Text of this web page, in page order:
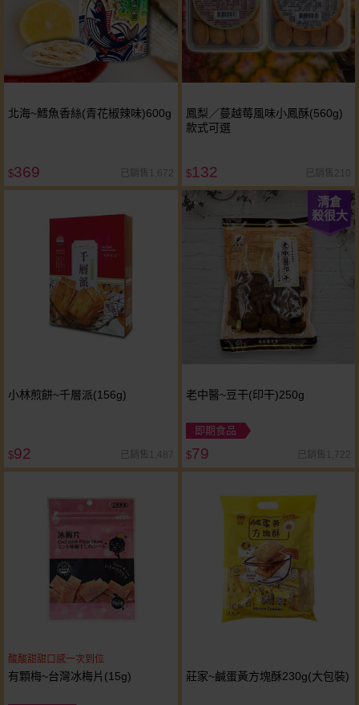
北海~鱈魚香絲(青花椒辣味)600g
$369 已銷售1,672
鳳梨／蔓越莓風味小鳳酥(560g)
款式可選
$132 已銷售210
小林煎餅~千層派(156g)
$92 已銷售1,487
清倉
殺很大
老中醫~豆干(印干)250g
即期食品
$79 已銷售1,722
酸酸甜甜口感一次到位
有顆梅~台灣冰梅片(15g) 莊家~鹹蛋黃方塊酥230g(大包裝)